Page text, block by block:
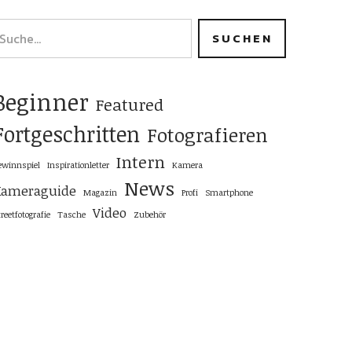
Featured
Fotografieren
Inspirationletter Intern Kamera
Magazin News Profi
Smartphone
Tasche Video Zubehör